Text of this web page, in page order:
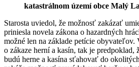
katastrálnom území obce Malý
Starosta uviedol, že možnosť zakázať
priniesla novela zákona o hazardných
možné len na základe petície
o zákaze herní a kasín, tak je predpoklad,
budú herne a kasína sťahovať do